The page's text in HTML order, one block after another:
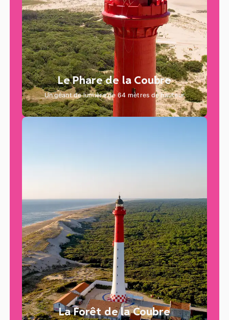
Le Phare de la Coubre
Un géant de lumière de 64 mètres de hauteur
La Forêt de la Coubre